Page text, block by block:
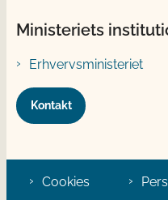
Ministeriets
Erhvervsministeriet
Kontakt
Cookies